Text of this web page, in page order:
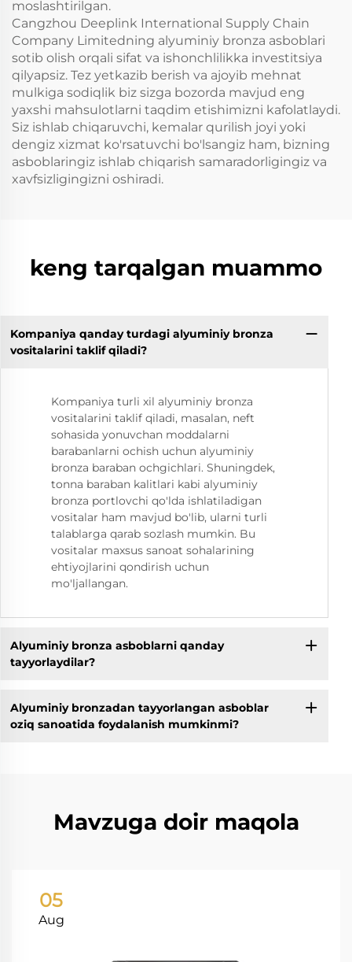
moslashtirilgan.
Cangzhou Deeplink International Supply Chain
Company Limitedning alyuminiy bronza asboblari
sotib olish orqali sifat va ishonchlilikka investitsiya
qilyapsiz. Tez yetkazib berish va ajoyib mehnat
mulkiga sodiqlik biz sizga bozorda mavjud eng
yaxshi mahsulotlarni taqdim etishimizni kafolatlaydi.
Siz ishlab chiqaruvchi, kemalar qurilish joyi yoki
dengiz xizmat ko'rsatuvchi bo'lsangiz ham, bizning
asboblaringiz ishlab chiqarish samaradorligingiz va
xavfsizligingizni oshiradi.
keng tarqalgan muammo
Kompaniya qanday turdagi alyuminiy bronza
vositalarini taklif qiladi?
Kompaniya turli xil alyuminiy bronza
vositalarini taklif qiladi, masalan, neft
sohasida yonuvchan moddalarni
barabanlarni ochish uchun alyuminiy
bronza baraban ochgichlari. Shuningdek,
tonna baraban kalitlari kabi alyuminiy
bronza portlovchi qo'lda ishlatiladigan
vositalar ham mavjud bo'lib, ularni turli
talablarga qarab sozlash mumkin. Bu
vositalar maxsus sanoat sohalarining
ehtiyojlarini qondirish uchun
mo'ljallangan.
Alyuminiy bronza asboblarni qanday
tayyorlaydilar?
Alyuminiy bronzadan tayyorlangan asboblar
oziq sanoatida foydalanish mumkinmi?
Mavzuga doir maqola
05
Aug